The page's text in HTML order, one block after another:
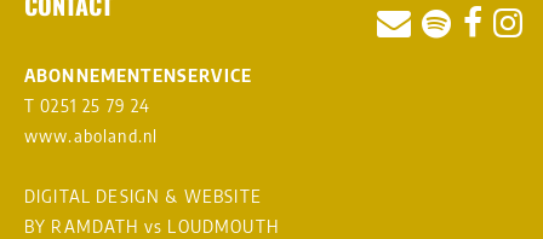
ABONNEMENTENSERVICE
T 0251 25 79 24
www.aboland.nl
DIGITAL DESIGN & WEBSITE
BY RAMDATH vs LOUDMOUTH